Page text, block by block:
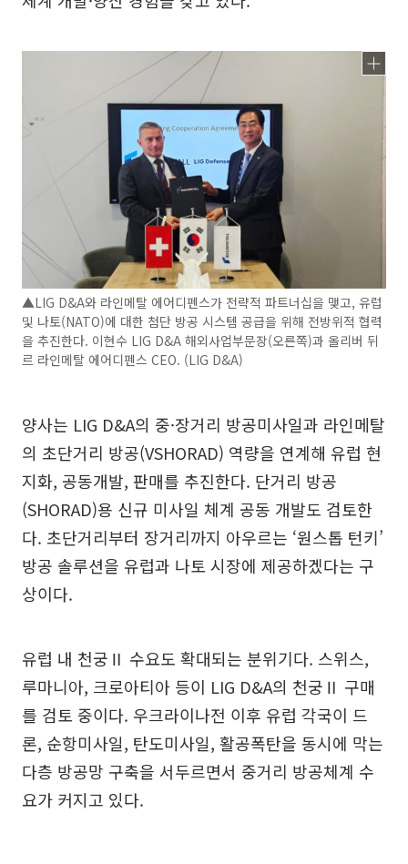
▲LIG D&A와 라인메탈 에어디펜스가 전략적 파트너십을 맺고, 유럽
및 나토(NATO)에 대한 첨단 방공 시스템 공급을 위해 전방위적 협력
을 추진한다. 이현수 LIG D&A 해외사업부문장(오른쪽)과 올리버 뒤
르 라인메탈 에어디펜스 CEO. (LIG D&A)
양사는 LIG D&A의 중·장거리 방공미사일과 라인메탈
의 초단거리 방공(VSHORAD) 역량을 연계해 유럽 현
지화, 공동개발, 판매를 추진한다. 단거리 방공
(SHORAD)용 신규 미사일 체계 공동 개발도 검토한
다. 초단거리부터 장거리까지 아우르는 ‘원스톱 턴키’
방공 솔루션을 유럽과 나토 시장에 제공하겠다는 구
상이다.
유럽 내 천궁Ⅱ 수요도 확대되는 분위기다. 스위스,
루마니아, 크로아티아 등이 LIG D&A의 천궁Ⅱ 구매
를 검토 중이다. 우크라이나전 이후 유럽 각국이 드
론, 순항미사일, 탄도미사일, 활공폭탄을 동시에 막는
다층 방공망 구축을 서두르면서 중거리 방공체계 수
요가 커지고 있다.